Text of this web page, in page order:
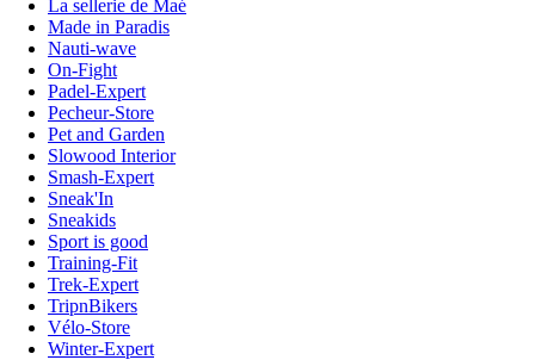
La sellerie de Maé
Made in Paradis
Nauti-wave
On-Fight
Padel-Expert
Pecheur-Store
Pet and Garden
Slowood Interior
Smash-Expert
Sneak'In
Sneakids
Sport is good
Training-Fit
Trek-Expert
TripnBikers
Vélo-Store
Winter-Expert